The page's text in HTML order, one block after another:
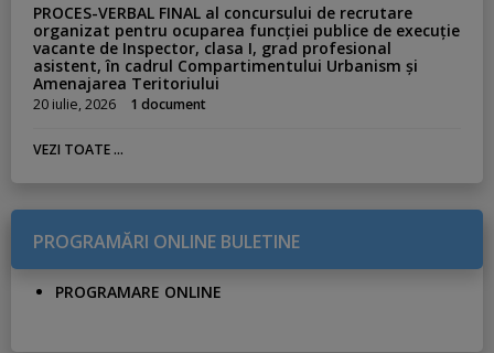
PROCES-VERBAL FINAL al concursului de recrutare
organizat pentru ocuparea funcției publice de execuție
vacante de Inspector, clasa I, grad profesional
asistent, în cadrul Compartimentului Urbanism și
Amenajarea Teritoriului
20 iulie, 2026 1 document
VEZI TOATE ...
PROGRAMĂRI ONLINE BULETINE
PROGRAMARE ONLINE